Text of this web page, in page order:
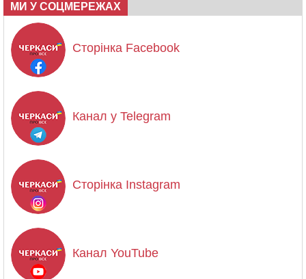
МИ У СОЦМЕРЕЖАХ
Сторінка Facebook
Канал у Telegram
Сторінка Instagram
Канал YouTube